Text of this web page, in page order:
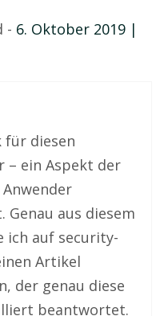
- 6. Oktober 2019 |
für diesen
– ein Aspekt der
Genau aus diesem
ich auf security-
Artikel
der genau diese
beantwortet.